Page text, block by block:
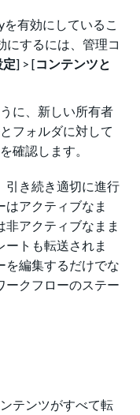
有効にしているこ
にするには、管理コ
] > [コンテンツと
に、新しい所有者
フォルダに対して
確認します。
引き続き適切に進行
はアクティブなま
非アクティブなまま
トも転送されま
を編集するだけでな
ークフローのステー
テンツがすべて転